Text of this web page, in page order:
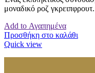
μοναδικό ροζ γκρειπφρουτ.
Add to Αγαπημένα
Προσθήκη στο καλάθι
Quick view